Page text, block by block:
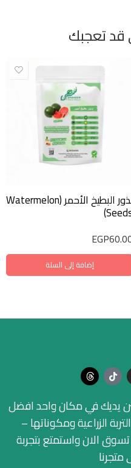
قد تعجبك
بذور البطيخ الأحمر (Watermelon
EGP
إضافة إلى السلة
يديك في مكان واحد افضل
الزراعية ومكوناتها –
الان واستمتع بتجربة